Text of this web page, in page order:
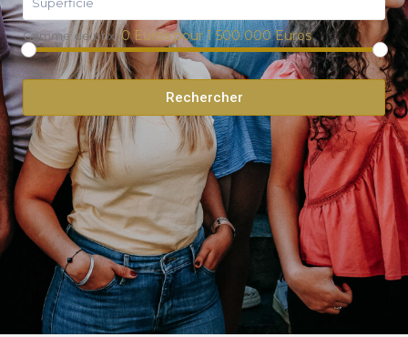
Gamme de prix: 0 Euros pour 1 500 000 Euros
Rechercher